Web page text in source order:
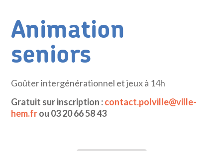
Animation
seniors
Goûter intergénérationnel et jeux à 14h
Gratuit sur inscription :contact.polville@ville-
hem.frou 03 20 66 58 43